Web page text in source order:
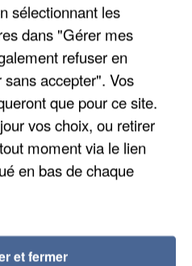
EMPORTÉE PAR UNE
SAVOIE
sélectionnant les
dans "Gérer mes
refuser en
accepter". Vos
que pour ce site.
vos choix, ou retirer
moment via le lien
en bas de chaque
et fermer